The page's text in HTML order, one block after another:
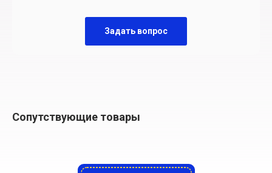
Задать вопрос
Сопутствующие товары